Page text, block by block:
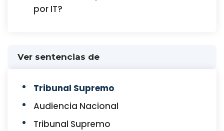
por IT?
Ver sentencias de
Tribunal Supremo
Audiencia Nacional
Tribunal Supremo